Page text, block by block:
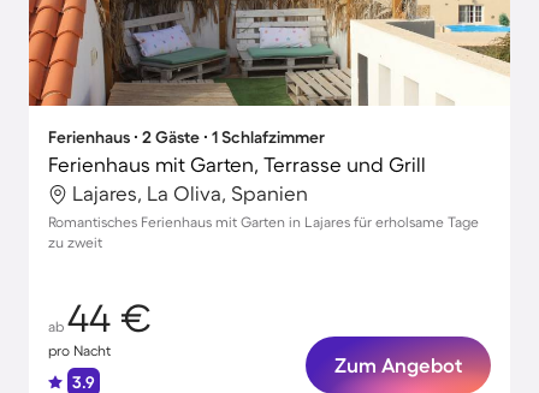
Ferienhaus ∙ 2 Gäste ∙ 1 Schlafzimmer
Ferienhaus mit Garten, Terrasse und Grill
Lajares, La Oliva, Spanien
Romantisches Ferienhaus mit Garten in Lajares für erholsame Tage
zu zweit
ab 44 €
pro Nacht
3.9
Zum Angebot